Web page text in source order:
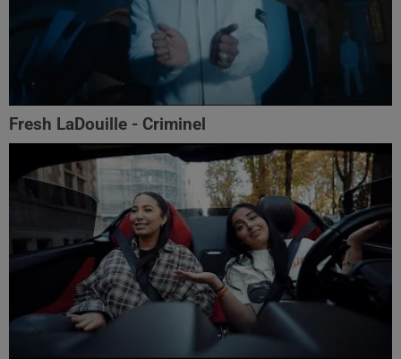
Fresh LaDouille - Criminel